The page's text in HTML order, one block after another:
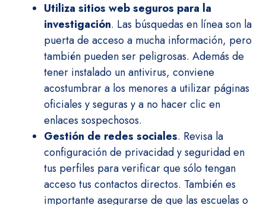
Utiliza sitios web seguros para la
investigación. Las búsquedas en línea son la
puerta de acceso a mucha información, pero
también pueden ser peligrosas. Además de
tener instalado un antivirus, conviene
acostumbrar a los menores a utilizar páginas
oficiales y seguras y a no hacer clic en
enlaces sospechosos.
Gestión de redes sociales. Revisa la
configuración de privacidad y seguridad en
tus perfiles para verificar que sólo tengan
acceso tus contactos directos. También es
importante asegurarse de que las escuelas o